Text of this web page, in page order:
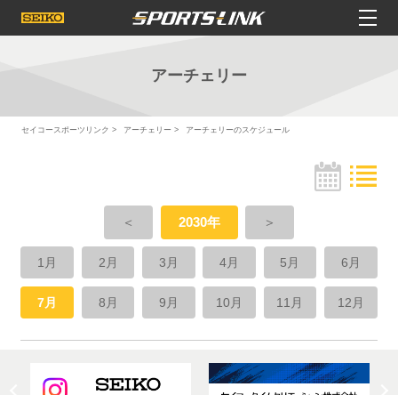
アーチェリー
セイコースポーツリンク アーチェリー アーチェリーのスケジュール
＜ 2030年 ＞
1月 2月 3月 4月 5月 6月
7月 8月 9月 10月 11月 12月